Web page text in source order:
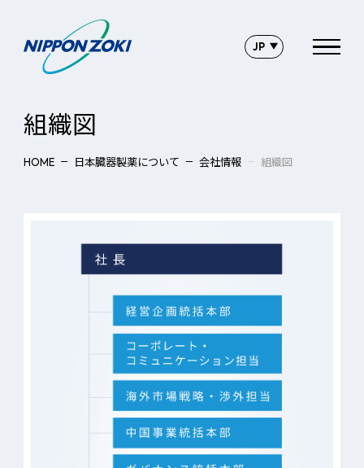
組織図
HOME 日本臓器製薬について 会社情報 組織図